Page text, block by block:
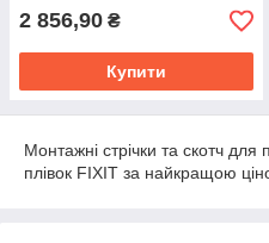
2 856,90 ₴
Купити
Монтажні стрічки та скотч
плівок FIXIT за найкращою